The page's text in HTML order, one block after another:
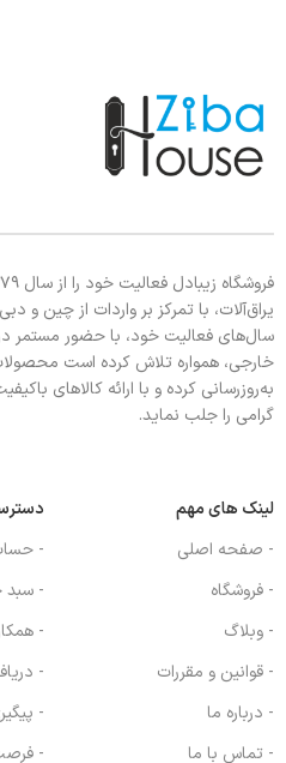
یراق‌آلات، با تمرکز بر واردات از چین و
سال‌های فعالیت خود، با حضور مستمر
خارجی، همواره تلاش کرده است محصولات
به‌روزرسانی کرده و با ارائه کالاهای
گرامی را جلب نماید.
لینک های مهم
- صفحه اصلی
- فروشگاه
- وبلاگ
- قوانین و مقررات
- درباره ما
- تماس با ما
-
- سبد
-
-
-
-